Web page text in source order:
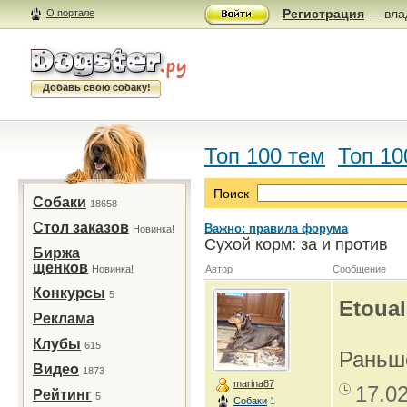
О портале Регистрация —
Добавь свою собаку!
Собаки 18658
Стол заказов Новинка!
Биржа
щенков Новинка!
Конкурсы 5
Реклама
Клубы 615
Видео 1873
Рейтинг 5
Топ 100 тем Топ
Поиск
Важно: правила форума
Сухой корм: за и против
Автор Сообщение
marina87
Собаки 1